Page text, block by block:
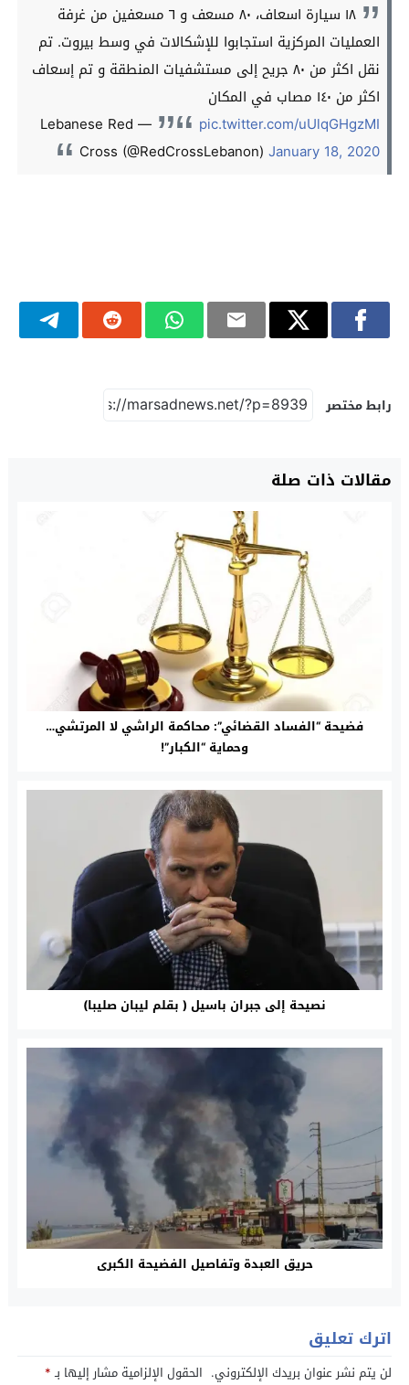
١٨ سيارة اسعاف، ٨٠ مسعف و ٦ مسعفين من غرفة
العمليات المركزية استجابوا للإشكالات في وسط بيروت. تم
نقل اكثر من ٨٠ جريح إلى مستشفيات المنطقة و تم إسعاف
اكثر من ١٤٠ مصاب في المكان
pic.twitter.com/uUlqGHgzMI
— Lebanese Red
Cross (@RedCrossLebanon) January 18, 2020
رابط مختصر
مقالات ذات صلة
فضيحة “الفساد القضائي”: محاكمة الراشي لا المرتشي…
وحماية “الكبار”!
نصيحة إلى جبران باسيل ( بقلم ليبان صليبا)
حريق العبدة وتفاصيل الفضيحة الكبرى
اترك تعليق
لن يتم نشر عنوان بريدك الإلكتروني. الحقول الإلزامية مشار إليها بـ*